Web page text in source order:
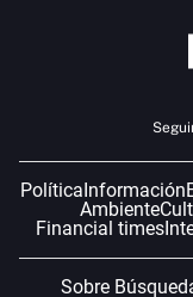
Política Información
Ambiente
Financial times
Sobre